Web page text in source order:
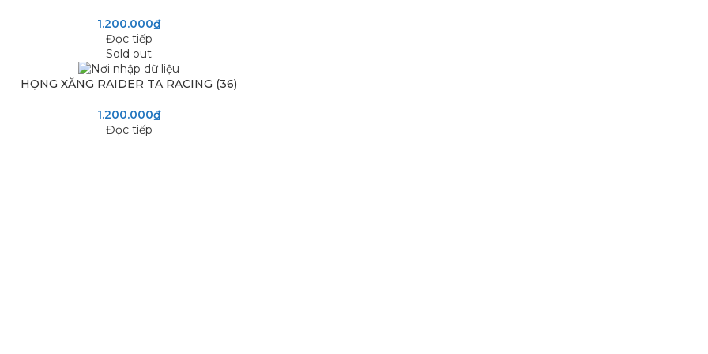
1.200.000₫
Đọc tiếp
Sold out
HỌNG XĂNG RAIDER TA RACING (36)
1.200.000₫
Đọc tiếp